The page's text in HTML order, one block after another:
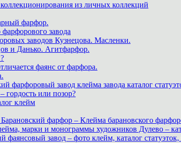
из личных коллекций
фарфор.
завода
заводов Кузнецова. Масленки.
и Данько. Агитфарфор.
фаянс от фарфора.
фарфоровый завод клейма завода каталог
гордость или позор?
клейм
фарфор – Клейма барановского
марки и монограммы художников Дулево –
фаянсовый завод – фото клейм, каталог